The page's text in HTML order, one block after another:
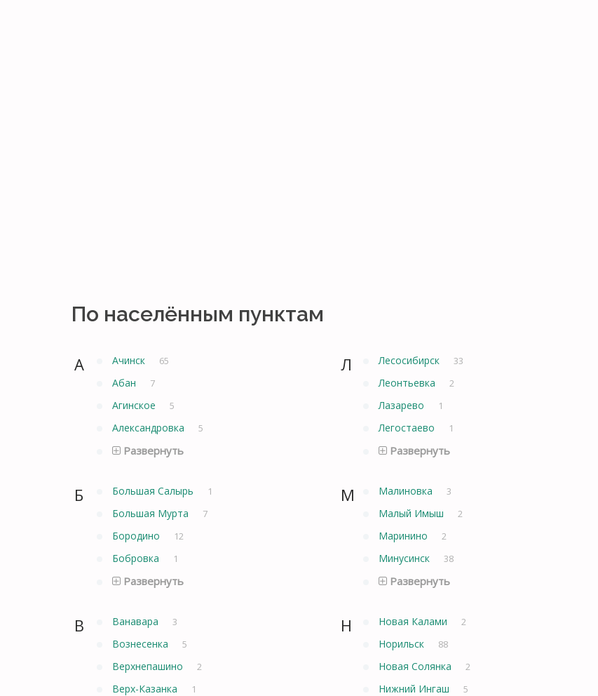
По населённым пунктам
А Ачинск 65
Абан 7
Агинское 5
Александровка 5
Развернуть
Б Большая Салырь 1
Большая Мурта 7
Бородино 12
Бобровка 1
Развернуть
В Ванавара 3
Вознесенка 5
Верхнепашино 2
Верх-Казанка 1
Л Лесосибирск 33
Леонтьевка 2
Лазарево 1
Легостаево 1
Развернуть
М Малиновка 3
Малый Имыш 2
Маринино 2
Минусинск 38
Развернуть
Н Новая Калами 2
Норильск 88
Новая Солянка 2
Нижний Ингаш 5